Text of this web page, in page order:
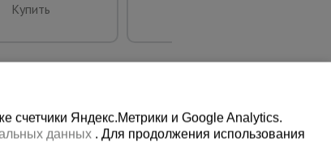
Купить
Яндекс.Метрики и Google Analytics.
данных . Для продолжения использования